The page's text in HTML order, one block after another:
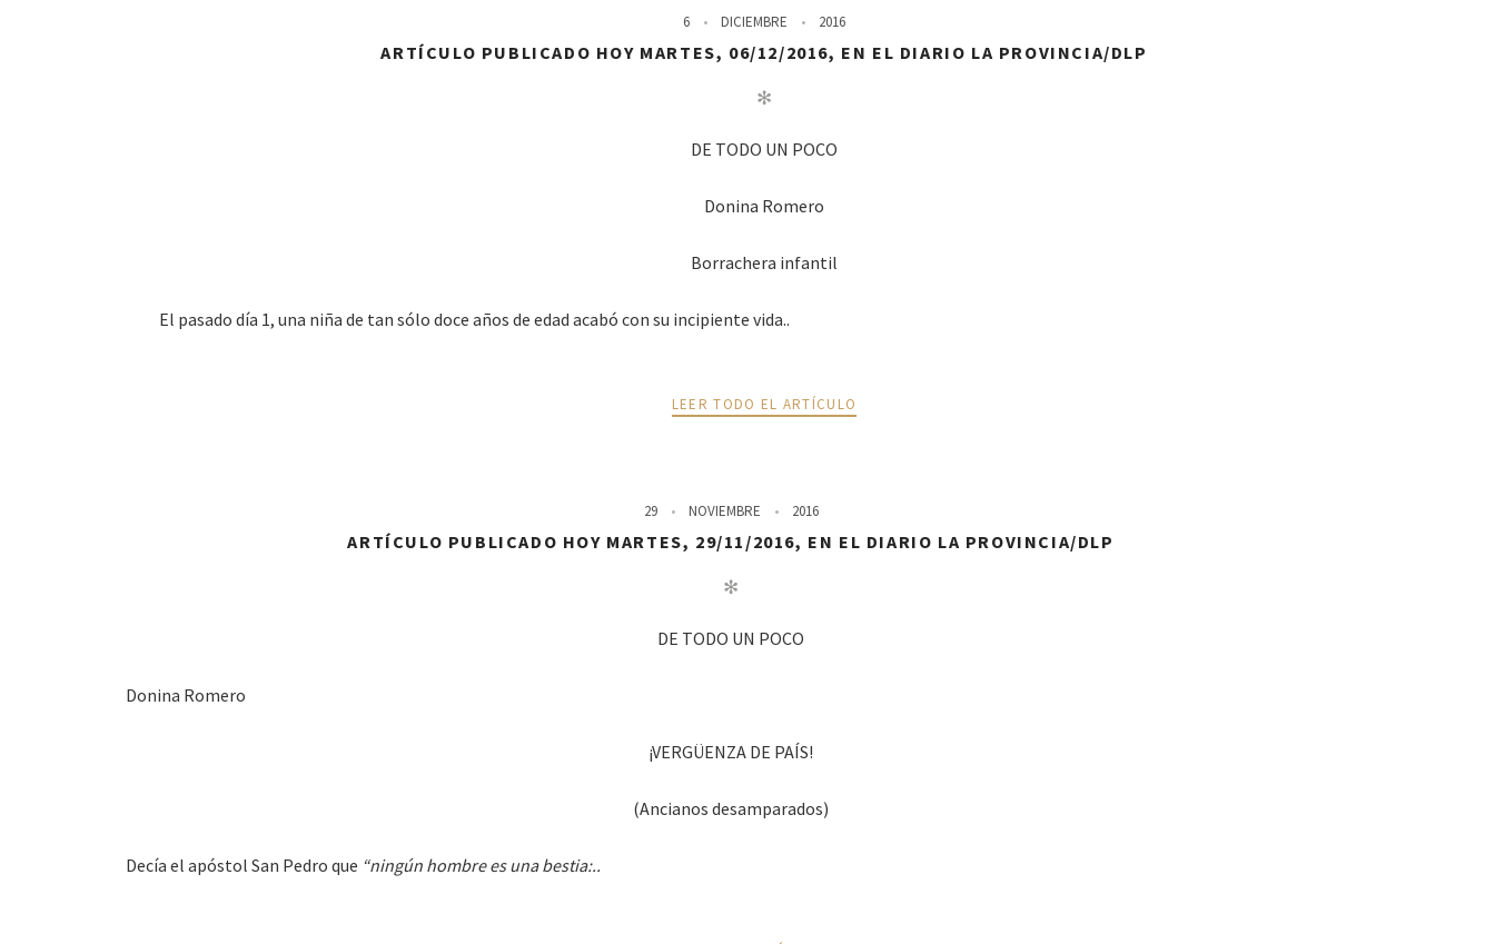
6 DICIEMBRE 2016
ARTÍCULO PUBLICADO HOY MARTES, 06/12/2016, EN EL DIARIO LA PROVINCIA/DLP
✻
DE TODO UN POCO
Donina Romero
Borrachera infantil
El pasado día 1, una niña de tan sólo doce años de edad acabó con su incipiente vida..
LEER TODO EL ARTÍCULO
29 NOVIEMBRE 2016
ARTÍCULO PUBLICADO HOY MARTES, 29/11/2016, EN EL DIARIO LA PROVINCIA/DLP
✻
DE TODO UN POCO
Donina Romero
¡VERGÜENZA DE PAÍS!
(Ancianos desamparados)
Decía el apóstol San Pedro que “ningún hombre es una bestia:..